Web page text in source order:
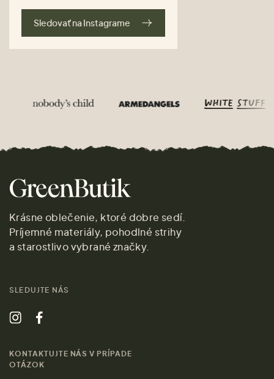
Sledovať na Instagrame
Krásne oblečenie, ktoré dobre sedí.
Príjemné materiály, pohodlné strihy
a starostlivo vybrané značky.
SLEDUJTE NÁS
KONTAKTUJTE NÁS V PRÍPADE
OTÁZOK